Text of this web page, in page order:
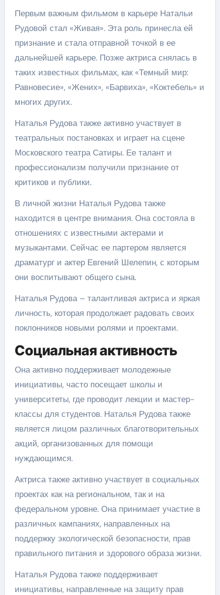
Первым важным фильмом в карьере Натальи
Рудовой стал «Живая». Эта роль принесла ей
признание и стала отправной точкой в ее
дальнейшей карьере. Позже актриса снялась в
таких известных фильмах, как «Темный мир:
Равновесие», «Жених», «Барвиха», «Коктебель» и
многих других.
Наталья Рудова также активно участвует в
театральных постановках и играет на сцене
Московского театра Сатиры. Ее талант и
профессионализм получили признание от
критиков и публики.
В личной жизни Наталья Рудова также
находится в центре внимания. Она состояла в
отношениях с известными актерами и
музыкантами. Сейчас ее партером является
драматург и актер Евгений Шелепин, с которым
они воспитывают общего сына.
Наталья Рудова – талантливая актриса и яркая
личность, которая продолжает радовать своих
поклонников новыми ролями и проектами.
Социальная активность
Она активно поддерживает молодежные
инициативы, часто посещает школы и
университеты, где проводит лекции и мастер-
классы для студентов. Наталья Рудова также
является лицом различных благотворительных
акций, организованных для помощи
нуждающимся.
Актриса также активно участвует в социальных
проектах как на региональном, так и на
федеральном уровне. Она принимает участие в
различных кампаниях, направленных на
поддержку экологической безопасности, прав
правильного питания и здорового образа жизни.
Наталья Рудова также поддерживает
инициативы, направленные на защиту прав